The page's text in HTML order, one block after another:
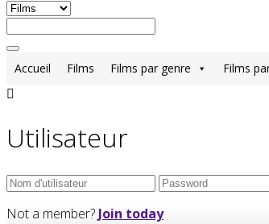
Accueil Films Films par genre Films
Utilisateur
Not a member? Join today